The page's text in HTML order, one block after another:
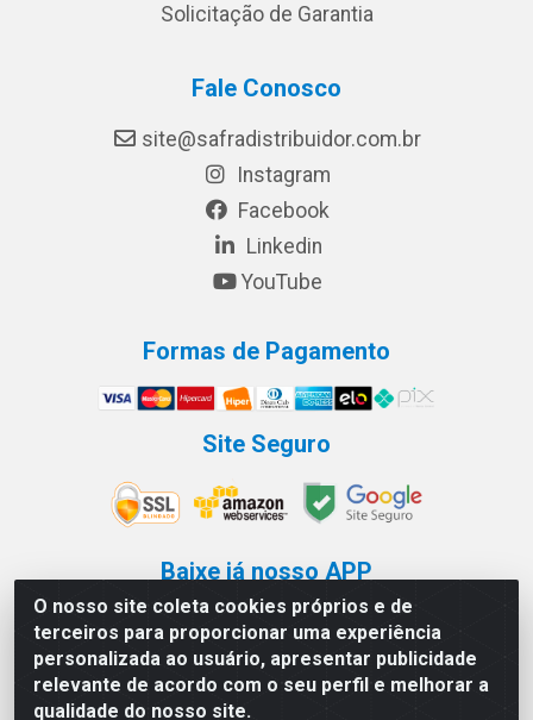
O nosso site coleta cookies próprios e de
terceiros para proporcionar uma experiência
personalizada ao usuário, apresentar publicidade
relevante de acordo com o seu perfil e melhorar a
qualidade do nosso site.
Solicitação de Garantia
Fale Conosco
site@safradistribuidor.com.br
Instagram
Facebook
Linkedin
YouTube
Formas de Pagamento
Site Seguro
Baixe já nosso APP
Os preços e condições de